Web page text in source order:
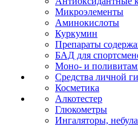
Микроэлементы
Аминокислоты
Куркумин
Препараты
БАД для
Моно- и
Средства личной
Косметика
Алкотестер
Глюкометры
Ингаляторы,